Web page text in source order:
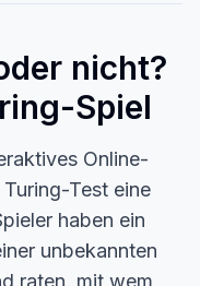
nicht?
Spiel
Online-
Test eine
haben ein
unbekannten
raten, mit wem